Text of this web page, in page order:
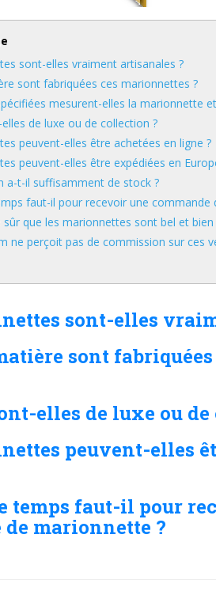
sont-elles vraiment artisanales ?
sont fabriquées ces marionnettes ?
mesurent-elles la marionnette
de luxe ou de collection ?
peuvent-elles être achetées en ligne ?
peuvent-elles être expédiées en
a-t-il suffisamment de stock ?
faut-il pour recevoir une commande
que les marionnettes sont bel et
ne perçoit pas de commission sur ces
sont-elles
sont
elles de luxe ou
peuvent-elles
temps faut-il pour
de marionnette ?